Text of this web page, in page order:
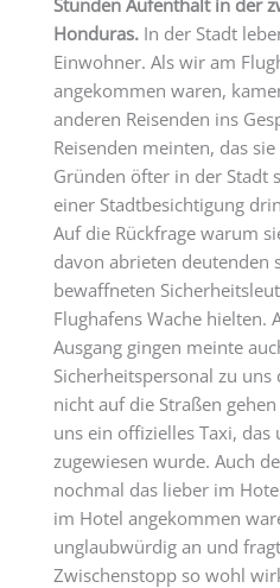
Honduras. In der Stadt
Einwohner. Als wir am
angekommen waren,
anderen Reisenden ins
Reisenden meinten, das
Gründen öfter in der Stadt
einer Stadtbesichtigung
Auf die Rückfrage warum
davon abrieten deutenden
bewaffneten
Flughafens Wache hielten.
Ausgang gingen meinte
Sicherheitspersonal zu
nicht auf die Straßen
uns ein offizielles Taxi, das
zugewiesen wurde. Auch
nochmal das lieber im
im Hotel angekommen
unglaubwürdig an und
Zwischenstopp so wohl